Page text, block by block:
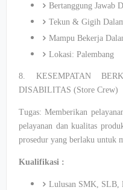
Bertanggung Jawab
Tekun & Gigih
Mampu Bekerja
Lokasi: Palembang
8. KESEMPATAN
DISABILITAS (Store Crew)
Tugas: Memberikan
pelayanan dan kualitas
prosedur yang berlaku untuk
Kualifikasi :
Lulusan SMK, SLB,